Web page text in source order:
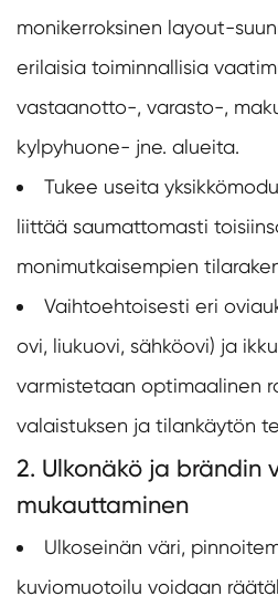
monikerroksinen layout-
erilaisia toiminnallisia
vastaanotto-, varasto-,
kylpyhuone- jne. alueita.
Tukee useita
liittää saumattomasti
monimutkaisempien
Vaihtoehtoisesti eri
ovi, liukuovi, sähköovi) ja
varmistetaan optimaalinen
valaistuksen ja tilankäytön
2. Ulkonäkö ja brändin
mukauttaminen
Ulkoseinän väri,
kuviomuotoilu voidaan